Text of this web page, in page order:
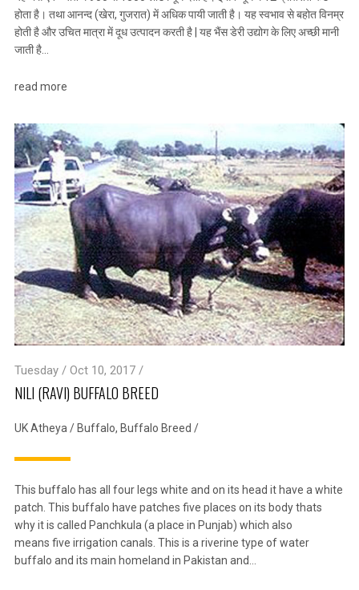
होता है। तथा आनन्द (खेरा, गुजरात) में अधिक पायी जाती है। यह स्वभाव से बहोत विनम्र
होती है और उचित मात्रा में दूध उत्पादन करती है | यह भैंस डेरी उद्योग के लिए अच्छी मानी
जाती है…
read more
Tuesday / Oct 10, 2017 /
NILI (RAVI) BUFFALO BREED
UK Atheya / Buffalo, Buffalo Breed /
This buffalo has all four legs white and on its head it have a white
patch. This buffalo have patches five places on its body thats
why it is called Panchkula (a place in Punjab) which also
means five irrigation canals. This is a riverine type of water
buffalo and its main homeland in Pakistan and…